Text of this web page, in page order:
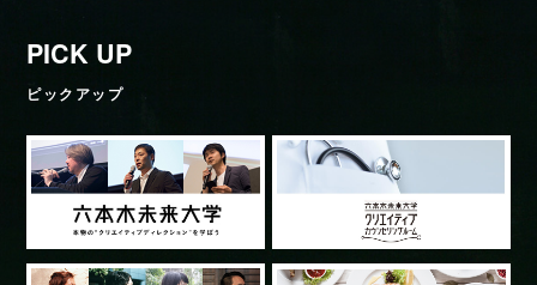
PICK UP
ピックアップ